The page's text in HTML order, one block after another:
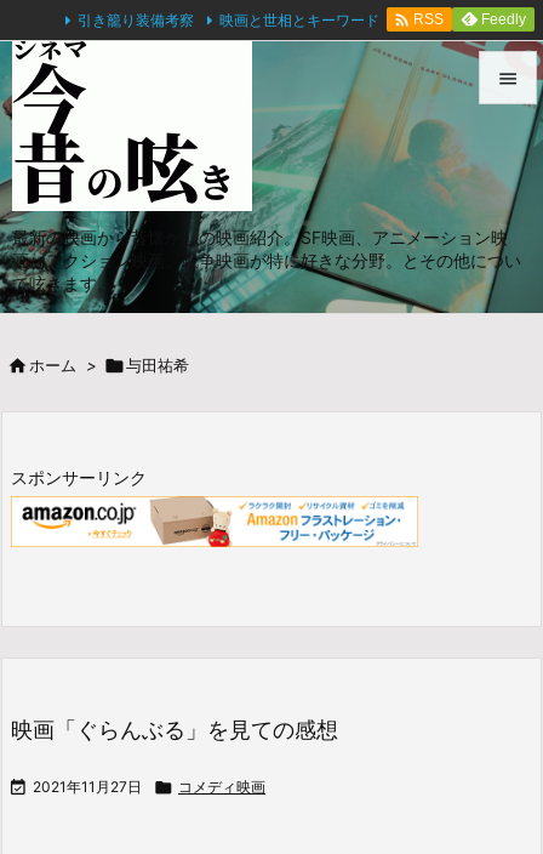
最新の映画から昔懐かしの映画紹介。SF映画、アニメーション映
画、アクション映画、戦争映画が特に好きな分野。とその他につい
て呟きます。

メニュ

サイド

前へ

引き籠り装備考察 映画と世相とキーワード  RSS Feedly
 ホーム > 与田祐希
スポンサーリンク
映画「ぐらんぶる」を見ての感想
 2021年11月27日  コメディ映画